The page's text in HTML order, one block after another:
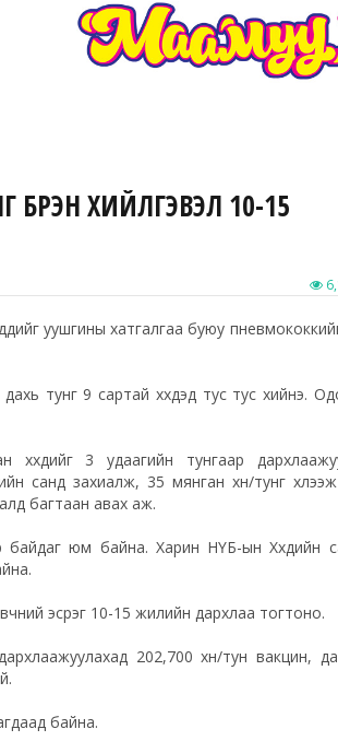
ХИЙЛГЭВЭЛ 10-15
уушгины хатгалгаа буюу
тунг 9 сартай хүүхдэд тус тус хийнэ.
3 удаагийн тунгаар
санд захиалж, 35 мянган хүн/тунг
багтаан авах аж.
юм байна. Харин НҮБ-ын Хүүхдийн
эсрэг 10-15 жилийн дархлаа тогтоно.
202,700 хүн/тун вакцин,
байна.